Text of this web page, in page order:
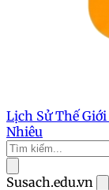
Lịch Sử Thế Giới
Nhiêu
Susach.edu.vn